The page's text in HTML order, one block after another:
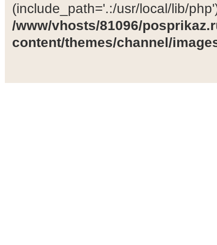
(include_path='.:/usr/local/lib/
/www/vhosts/81096/
content/themes/channel/